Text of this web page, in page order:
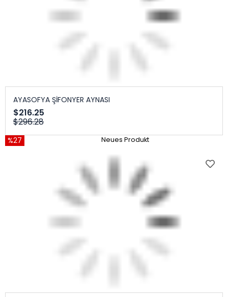
AYASOFYA ŞİFONYER AYNASI
$216.25
$296.28
%27 Neues Produkt